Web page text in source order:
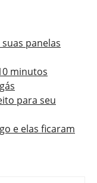
panelas
minutos
para seu
e elas ficaram